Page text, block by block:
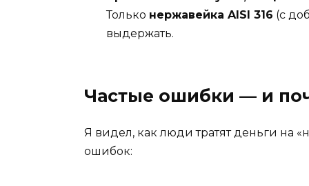
Только нержавейка AISI 316 (с
выдержать.
Частые ошибки — и
Я видел, как люди тратят деньги на
ошибок: